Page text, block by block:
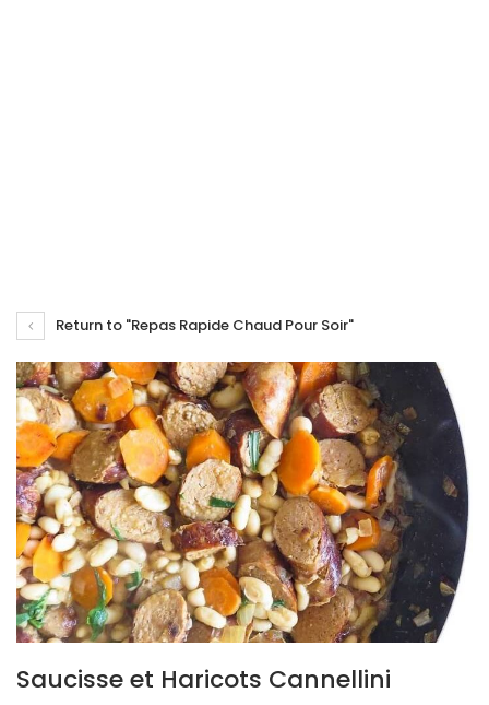
Return to "Repas Rapide Chaud Pour Soir"
Saucisse et Haricots Cannellini